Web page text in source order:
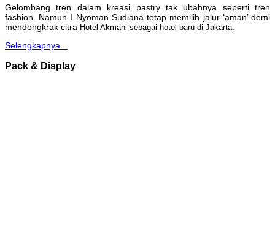
Gelombang tren dalam kreasi pastry tak ubahnya seperti tren
fashion. Namun I Nyoman Sudiana tetap memilih jalur ‘aman’ demi
mendongkrak citra Hotel Akmani sebagai hotel baru di Jakarta.
Selengkapnya...
Pack & Display